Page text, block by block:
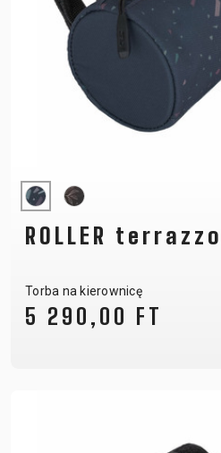
ROLLER terrazzo
Torba na kierownicę
5 290,00 FT